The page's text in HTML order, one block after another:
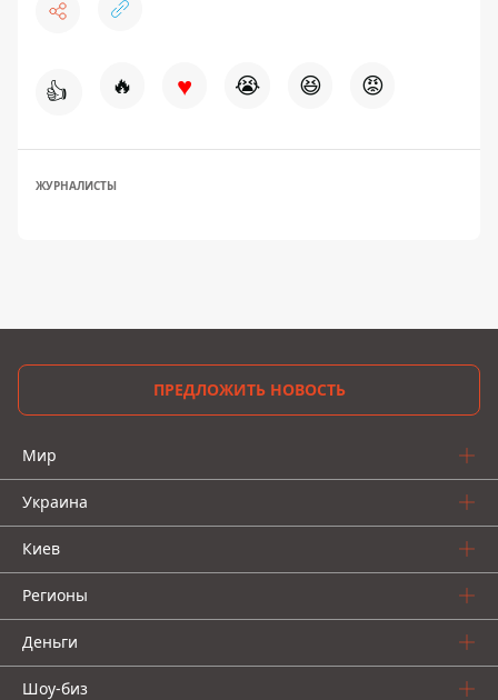
👍 🔥 ♥ 😭 😆 😡
ЖУРНАЛИСТЫ
ПРЕДЛОЖИТЬ НОВОСТЬ
Мир
Украина
Киев
Регионы
Деньги
Шоу-биз